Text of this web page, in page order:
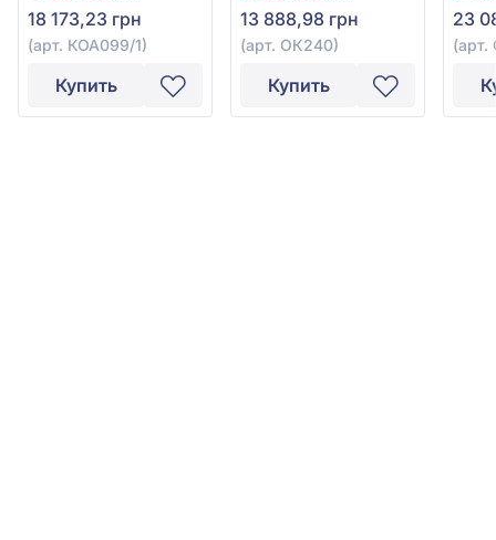
18 173,23 грн
(арт. КОА099/1)
Купить
13 888,98 грн
(арт. ОК240)
Купить
23